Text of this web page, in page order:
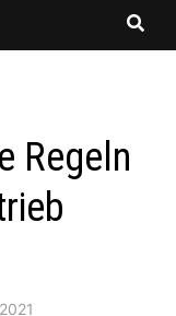
Regeln